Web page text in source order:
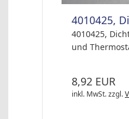
4010425,
4010425,
und
8,92 EUR
inkl. MwSt.zzgl.